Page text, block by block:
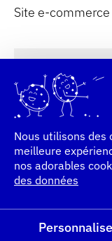
Site e-
Site e-
Nous utilisons des
meilleure
nos adorables
des données